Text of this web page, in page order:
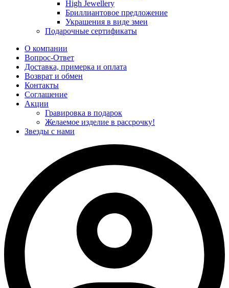
High Jewellery
Бриллиантовое предложение
Украшения в виде змеи
Подарочные сертификаты
О компании
Вопрос-Ответ
Доставка, примерка и оплата
Возврат и обмен
Контакты
Соглашение
Акции
Гравировка в подарок
Желаемое изделие в рассрочку!
Звезды с нами